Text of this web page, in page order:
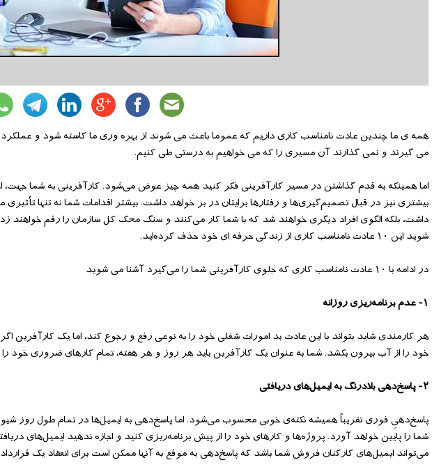
همه ی ما چندین عادت نامناسب کاری داریم که عموما باعث می شوند از بهره وری ما کاسته شود و عملکرد
می گیرند و نمی گذارند آن مسیری را که می خواهیم به درستی طی کنیم.
اما همینکه به قدم گذاشتن در مسیر کارآفرینی فکر کنید همه چیز عوض می‌شود. کارآفرینی به شما جهت،
بیشتری نیز در قبال تصمیم‌گیری‌ها و رفتارها برایتان در بر خواهد داشت. بیشتر اقدامات شما نه تنها
داشت، بلکه الگوی افراد دیگری خواهند شد که با شما کار می‌کنند و سنگ محک کل سازمان را رقم خواهند
شوید این ۱۰ عادت نامناسب کاری از زندگی حرفه ای خود حذف کرده‌اید.
در ادامه با ۱۰ عادت نامناسب کاری که جلوی کارآفرینی شما را می‌گیرد آشنا می شوید
۱- عدم برنامه‌ریزی روزانه
هر کارمندی شاید بتواند با این عادت بد امورات شغلی خود را به نوعی رفع و رجوع کند، اما یک
خود را از آب بیرون بکشد. شما به عنوان یک کارآفرین باید هر روز و هر هفته، تمام کارهای ضروری خود
۲- پاسخ‌دهی بلادرنگ به ایمیل‌های دریافتی
پاسخ‌دهیِ فوری تقریباً همیشه نکته‌ی خوبی محسوب می‌شود. اما پاسخ‌دهی به ایمیل‌ها در تمام طول روز
شما را پایین خواهد آورد. پروژه‌ها و کارهای خود را از پیش برنامه‌ریزی کنید و اجازه ندهید ایمیل‌های
می‌تواند ایمیل‌های کارکنان فروش شما باشد که پاسخ‌دهی به موقع به آنها ممکن است برای انعقاد یک